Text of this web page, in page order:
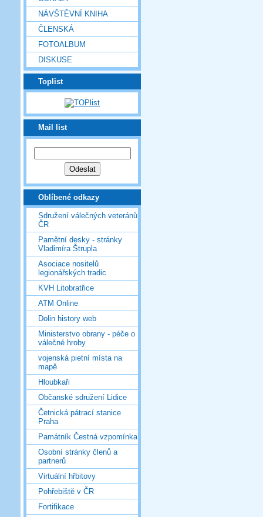
NÁVŠTĚVNÍ KNIHA
ČLENSKÁ
FOTOALBUM
DISKUSE
Toplist
Mail list
Oblíbené odkazy
Sdružení válečných veteránů
ČR
Pamětní desky - stránky
Vladimíra Štrupla
Asociace nositelů
legionářských tradic
KVH Litobratřice
ATM Online
Dolin history web
Ministerstvo obrany - péče o
válečné hroby
vojenská pietní místa na
mapě
Hloubkaři
Občanské sdružení Lidice
Četnická pátrací stanice
Praha
Památník Čestná vzpomínka
Osobní stránky členů a
partnerů
Virtuální hřbitovy
Pohřebiště v ČR
Fortifikace